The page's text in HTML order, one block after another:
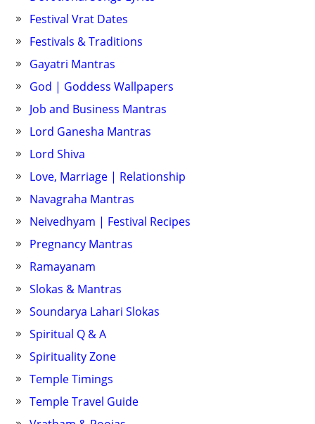
Festival Vrat Dates
Festivals & Traditions
Gayatri Mantras
God | Goddess Wallpapers
Job and Business Mantras
Lord Ganesha Mantras
Lord Shiva
Love, Marriage | Relationship
Navagraha Mantras
Neivedhyam | Festival Recipes
Pregnancy Mantras
Ramayanam
Slokas & Mantras
Soundarya Lahari Slokas
Spiritual Q & A
Spirituality Zone
Temple Timings
Temple Travel Guide